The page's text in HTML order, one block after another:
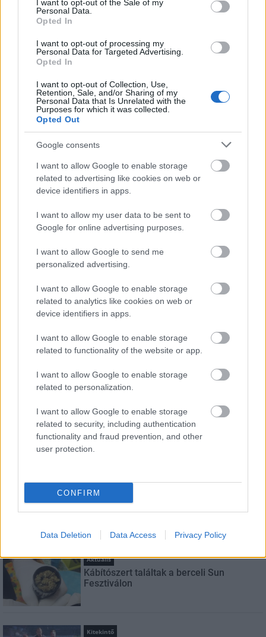
I want to opt-out of the Sale of my
Personal Data.
Opted In
I want to opt-out of processing my
Personal Data for Targeted Advertising.
Opted In
I want to opt-out of Collection, Use,
Retention, Sale, and/or Sharing of my
Personal Data that Is Unrelated with the
Purposes for which it was collected.
Opted Out
Google consents
I want to allow Google to enable storage
related to advertising like cookies on web or
device identifiers in apps.
I want to allow my user data to be sent to
Google for online advertising purposes.
I want to allow Google to send me
personalized advertising.
I want to allow Google to enable storage
related to analytics like cookies on web or
device identifiers in apps.
I want to allow Google to enable storage
related to functionality of the website or app.
I want to allow Google to enable storage
related to personalization.
I want to allow Google to enable storage
related to security, including authentication
functionality and fraud prevention, and other
user protection.
CONFIRM
Data Deletion Data Access Privacy Policy
közelében lévő logisztikai bázis út- és
közműhálózatának fejlesztése
Látlelet a hazai víziközművekről?
Egyetlen, fél évszázados vezetéken
Épített öröksége megújításával is készül
Mohács a csata ötszázadik
évfordulójára
E-mail cím
Feliratkozom a hírlevélre és elfogadom az
adatvédelmi
szabályzatot!
FELIRATKOZÁS
Közös gyakorlatot tartottak Nógrád és
Pest területi védelmi bizottságai
Aktuális
Kábítószert találtak a berceli Sun
Fesztiválon
Kitekintő